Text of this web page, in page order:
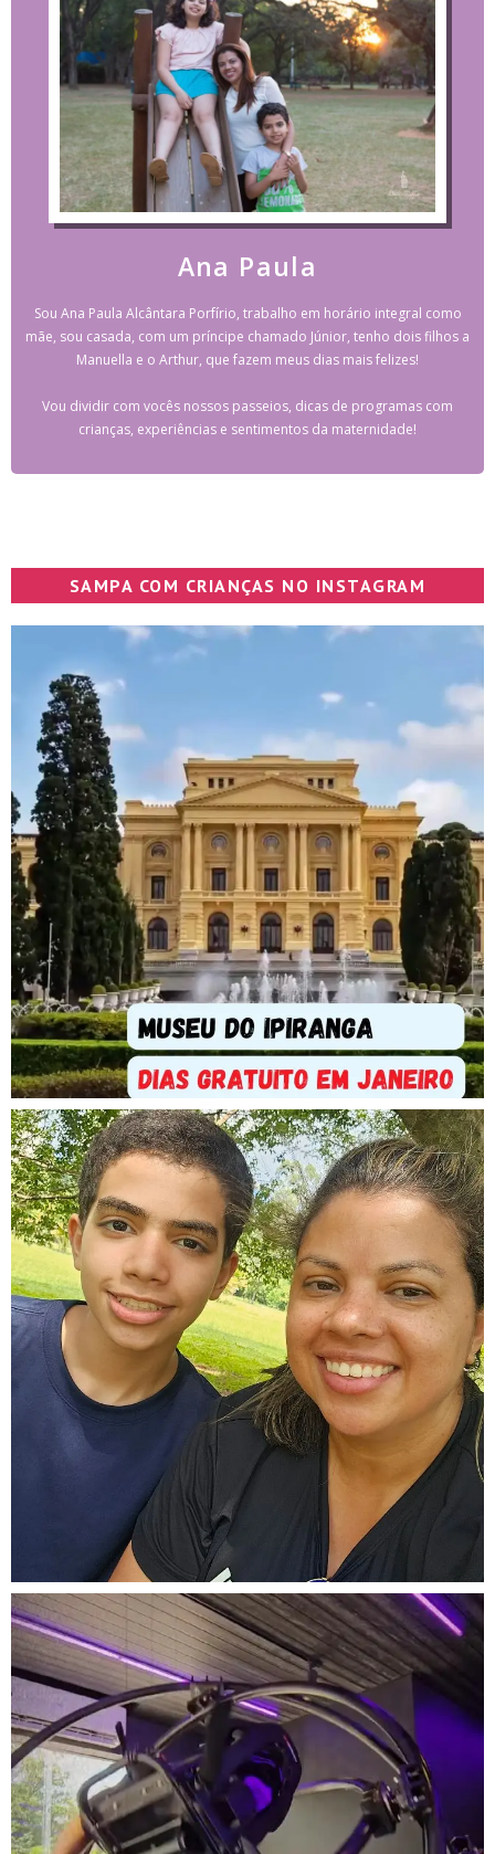
Ana Paula
Sou Ana Paula Alcântara Porfírio, trabalho em horário integral como
mãe, sou casada, com um príncipe chamado Júnior, tenho dois filhos a
Manuella e o Arthur, que fazem meus dias mais felizes!
Vou dividir com vocês nossos passeios, dicas de programas com
crianças, experiências e sentimentos da maternidade!
SAMPA COM CRIANÇAS NO INSTAGRAM